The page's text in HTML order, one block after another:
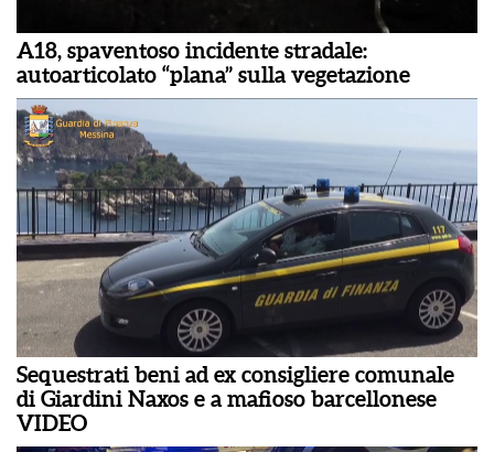
A18, spaventoso incidente stradale:
autoarticolato “plana” sulla vegetazione
Sequestrati beni ad ex consigliere comunale
di Giardini Naxos e a mafioso barcellonese
VIDEO